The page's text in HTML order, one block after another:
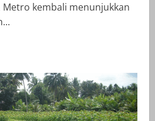
Metro kembali menunjukkan